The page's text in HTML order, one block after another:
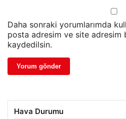
Daha sonraki yorumlarımda
posta adresim ve site adresim
kaydedilsin.
Hava Durumu